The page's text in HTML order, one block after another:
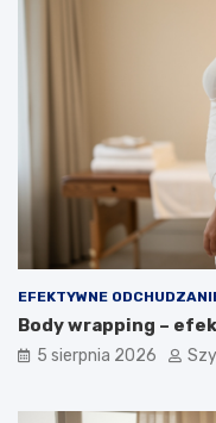
EFEKTYWNE
Body wrapping –
5 sierpnia 2026